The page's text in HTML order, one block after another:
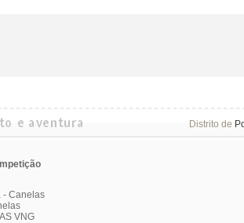
Distrito de
- Canelas
VNG